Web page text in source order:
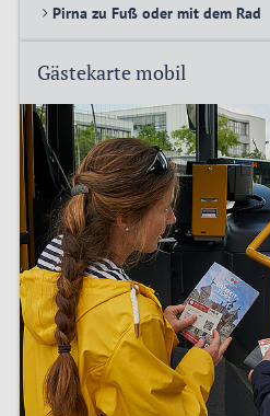
Pirna zu Fuß oder mit dem Rad
Gästekarte mobil